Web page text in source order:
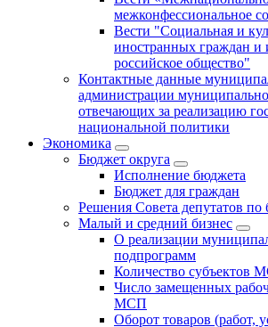
межконфессиональное
Вести "Социальная и
иностранных граждан и
российское общество"
Контактные данные
администрации
отвечающих за реализацию
национальной политики
Экономика
Бюджет округa
Исполнение бюджета
Бюджет для граждан
Решения Совета депутатов по
Малый и средний бизнес
О реализации
подпрограмм
Количество субъектов
Число замещенных
МСП
Оборот товаров (работ,